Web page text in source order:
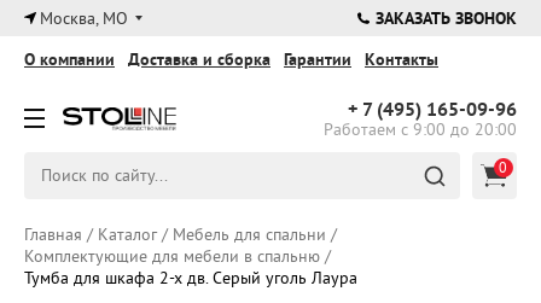
×
Москва, МО ЗАКАЗАТЬ ЗВОНОК
+ 7 (495) 165-09-96
Работаем с 9:00 до 20:00
О компании Доставка и сборка Гарантии Контакты
0
Главная / Каталог/ Мебель для спальни /
Комплектующие для мебели в спальню /
Тумба для шкафа 2-х дв. Серый уголь Лаура